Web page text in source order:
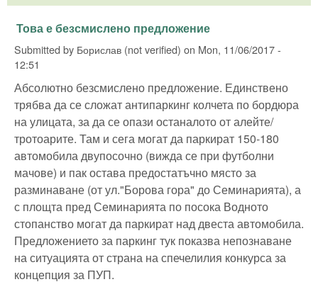
Това е безсмислено предложение
Submitted by Борислав (not verified) on Mon, 11/06/2017 -
12:51
Абсолютно безсмислено предложение. Единствено
трябва да се сложат антипаркинг колчета по бордюра
на улицата, за да се опази останалото от алейте/
тротоарите. Там и сега могат да паркират 150-180
автомобила двупосочно (вижда се при футболни
мачове) и пак остава предостатъчно място за
разминаване (от ул."Борова гора" до Семинарията), а
с площта пред Семинарията по посока Водното
стопанство могат да паркират над двеста автомобила.
Предложението за паркинг тук показва непознаване
на ситуацията от страна на спечелилия конкурса за
концепция за ПУП.